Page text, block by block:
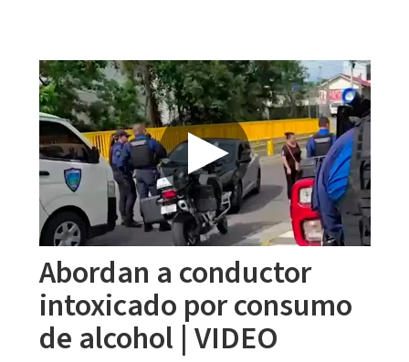
Abordan a conductor
intoxicado por consumo
de alcohol | VIDEO